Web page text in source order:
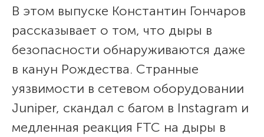
В этом выпуске Константин Гончаров
рассказывает о том, что дыры в
безопасности обнаруживаются даже
в канун Рождества. Странные
уязвимости в сетевом оборудовании
Juniper, скандал с багом в Instagram и
медленная реакция FTC на дыры в